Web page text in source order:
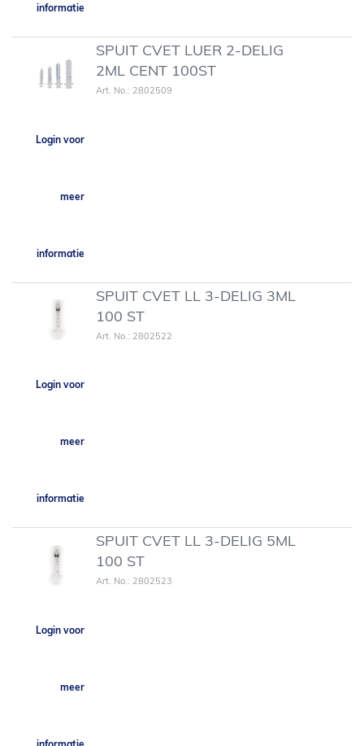
informatie
SPUIT CVET LUER 2-DELIG
2ML CENT 100ST
Art. No.: 2802509
Login voor
meer
informatie
SPUIT CVET LL 3-DELIG 3ML
100 ST
Art. No.: 2802522
Login voor
meer
informatie
SPUIT CVET LL 3-DELIG 5ML
100 ST
Art. No.: 2802523
Login voor
meer